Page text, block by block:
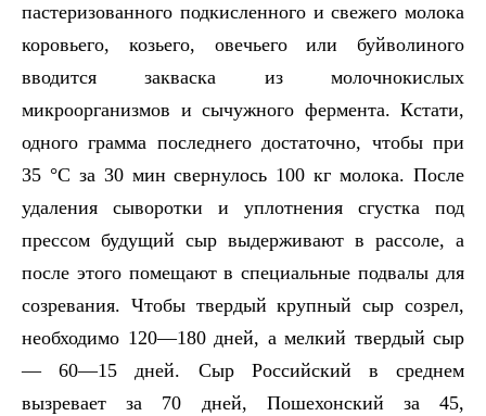
пастеризованного подкисленного и свежего молока
коровьего, козьего, овечьего или буйволиного
вводится закваска из молочнокислых
микроорганизмов и сычужного фермента. Кстати,
одного грамма последнего достаточно, чтобы при
35 °С за 30 мин свернулось 100 кг молока. После
удаления сыворотки и уплотнения сгустка под
прессом будущий сыр выдерживают в рассоле, а
после этого помещают в специальные подвалы для
созревания. Чтобы твердый крупный сыр созрел,
необходимо 120—180 дней, а мелкий твердый сыр
— 60—15 дней. Сыр Российский в среднем
вызревает за 70 дней, Пошехонский за 45,